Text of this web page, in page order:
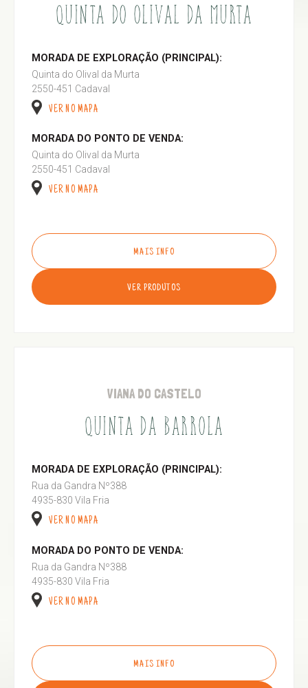
QUINTA DO OLIVAL DA MURTA
MORADA DE EXPLORAÇÃO (PRINCIPAL):
Quinta do Olival da Murta
2550-451 Cadaval
VER NO MAPA
MORADA DO PONTO DE VENDA:
Quinta do Olival da Murta
2550-451 Cadaval
VER NO MAPA
MAIS INFO
VER PRODUTOS
VIANA DO CASTELO
QUINTA DA BARROLA
MORADA DE EXPLORAÇÃO (PRINCIPAL):
Rua da Gandra Nº388
4935-830 Vila Fria
VER NO MAPA
MORADA DO PONTO DE VENDA:
Rua da Gandra Nº388
4935-830 Vila Fria
VER NO MAPA
MAIS INFO